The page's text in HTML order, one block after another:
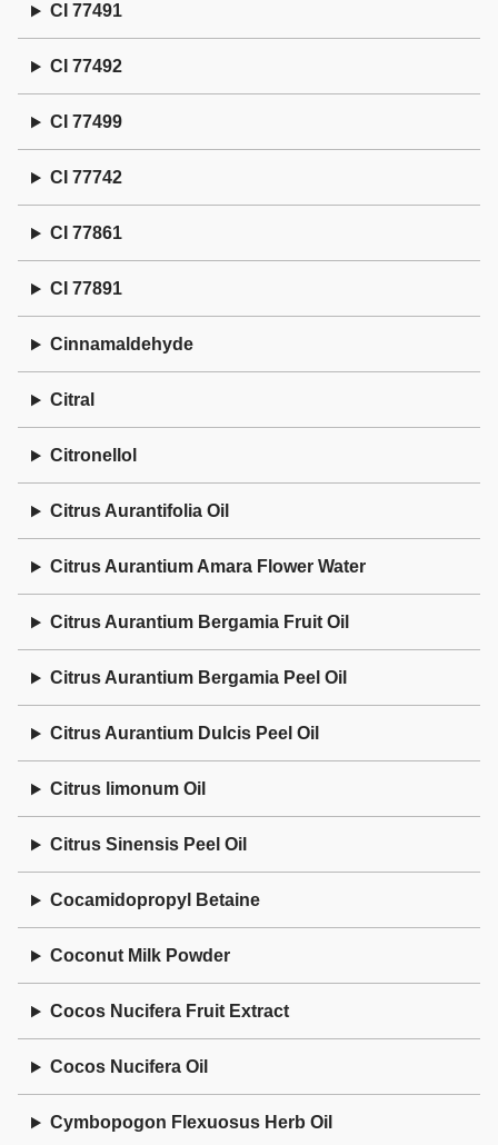
CI 77491
CI 77492
CI 77499
CI 77742
CI 77861
CI 77891
Cinnamaldehyde
Citral
Citronellol
Citrus Aurantifolia Oil
Citrus Aurantium Amara Flower Water
Citrus Aurantium Bergamia Fruit Oil
Citrus Aurantium Bergamia Peel Oil
Citrus Aurantium Dulcis Peel Oil
Citrus limonum Oil
Citrus Sinensis Peel Oil
Cocamidopropyl Betaine
Coconut Milk Powder
Cocos Nucifera Fruit Extract
Cocos Nucifera Oil
Cymbopogon Flexuosus Herb Oil